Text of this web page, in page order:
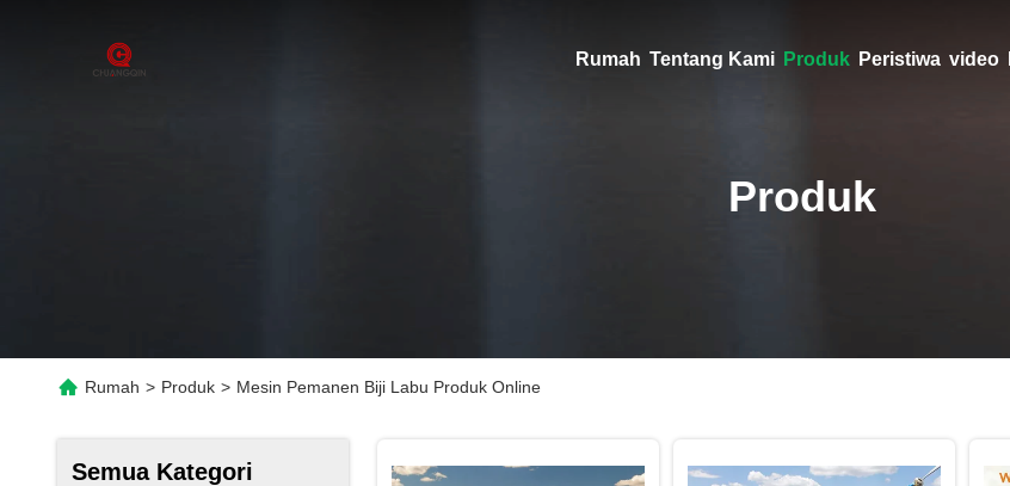
Rumah Tentang Kami Produk Peristiwa video
Produk
Rumah > Produk > Mesin Pemanen Biji Labu Produk Online
Semua Kategori